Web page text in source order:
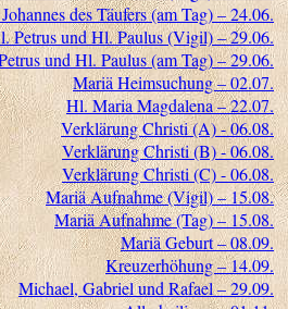
des Täufers (am Tag) – 24.06.
Petrus und Hl. Paulus (Vigil) – 29.06.
und Hl. Paulus (am Tag) – 29.06.
Mariä Heimsuchung – 02.07.
Hl. Maria Magdalena – 22.07.
Verklärung Christi (A) - 06.08.
Verklärung Christi (B) - 06.08.
Verklärung Christi (C) - 06.08.
Mariä Aufnahme (Vigil) – 15.08.
Mariä Aufnahme (Tag) – 15.08.
Mariä Geburt – 08.09.
Kreuzerhöhung – 14.09.
Michael, Gabriel und Rafael – 29.09.